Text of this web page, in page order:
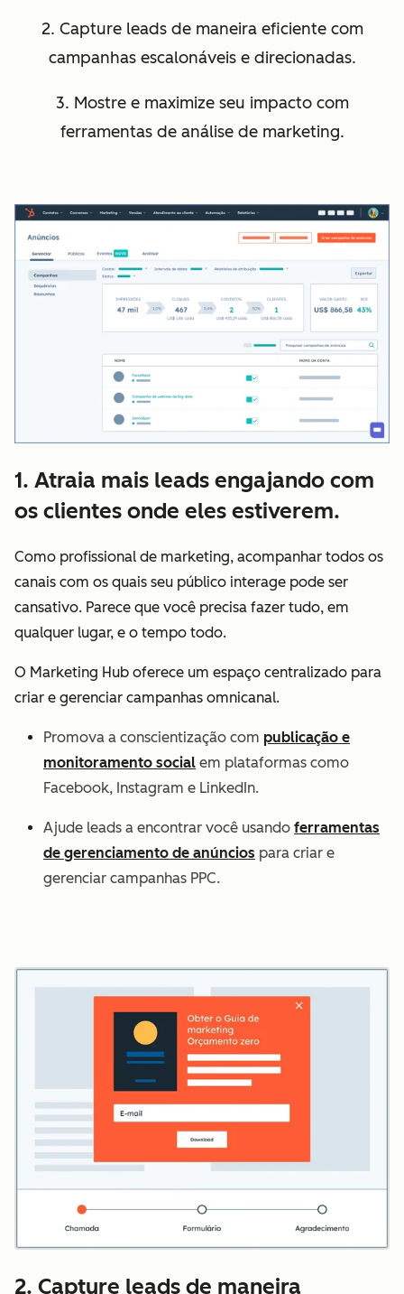
2. Capture leads de maneira eficiente com
campanhas escalonáveis e direcionadas.
3. Mostre e maximize seu impacto com
ferramentas de análise de marketing.
1. Atraia mais leads engajando com
os clientes onde eles estiverem.
Como profissional de marketing, acompanhar todos os
canais com os quais seu público interage pode ser
cansativo. Parece que você precisa fazer tudo, em
qualquer lugar, e o tempo todo.
O Marketing Hub oferece um espaço centralizado para
criar e gerenciar campanhas omnicanal.
Promova a conscientização com publicação e
monitoramento social em plataformas como
Facebook, Instagram e LinkedIn.
Ajude leads a encontrar você usando ferramentas
de gerenciamento de anúncios para criar e
gerenciar campanhas PPC.
2. Capture leads de maneira